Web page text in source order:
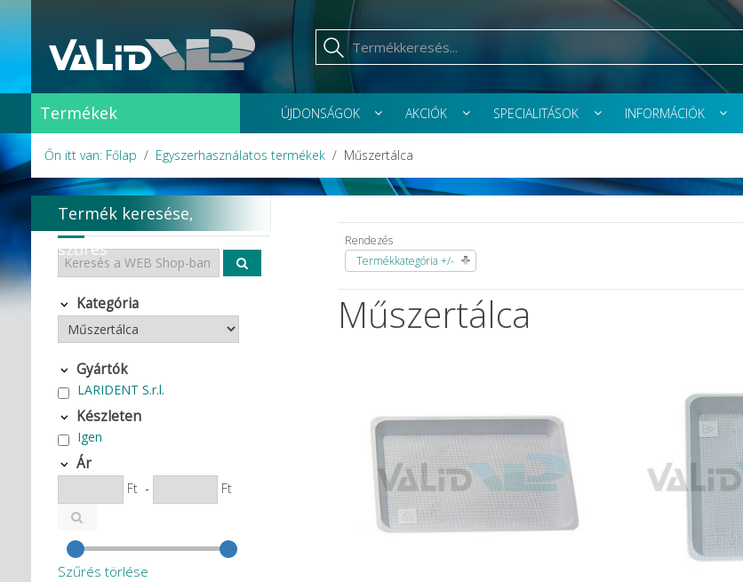
Termékek ÚJDONSÁGOK AKCIÓK SPECIALITÁSOK INFORMÁCIÓK
Őn itt van: Főlap Egyszerhasználatos termékek Műszertálca
Rendezés
Termékkategória +/-
Műszertálca
Termék keresése,
szűrés
Kategória
Gyártók
LARIDENT S.r.l.
Készleten
Igen
Ár
Ft - Ft
Szűrés törlése